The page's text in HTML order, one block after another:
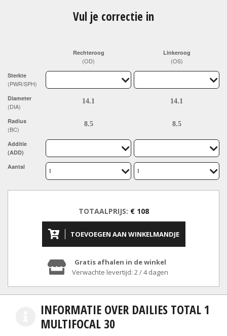
Vul je correctie in
Sterkte
(PWR/SPH)
Diameter
(DIA)
Radius
(BC)
Additie
(ADD)
Aantal
Rechteroog
(OD)
Linkeroog
(OS)
TOTAALPRIJS: € 108
TOEVOEGEN AAN WINKELMANDJE
Gratis afhalen in de winkel
Verwachte levertijd: 2 / 4 dagen
INFORMATIE OVER DAILIES TOTAL 1
MULTIFOCAL 30